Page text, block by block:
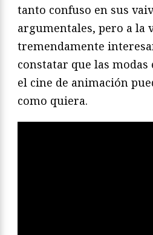
tanto confuso en sus
argumentales, pero a la
tremendamente
constatar que las
el cine de animación
como quiera.